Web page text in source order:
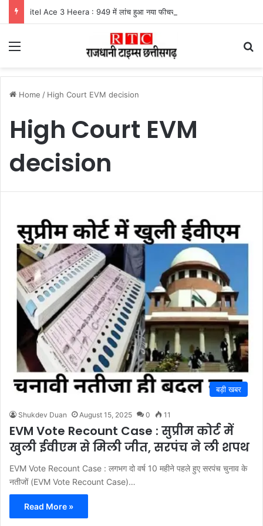
Menu
Home / High Court EVM decision
High Court EVM
decision
बड़ी खबर
Shukdev Duan August 15, 2025 0 11
EVM Vote Recount Case : सुप्रीम कोर्ट में
खुली ईवीएम से मिली जीत, सरपंच ने ली शपथ
EVM Vote Recount Case : लगभग दो वर्ष 10 महीने पहले हुए सरपंच चुनाव के
नतीजों (EVM Vote Recount Case)…
Read More »